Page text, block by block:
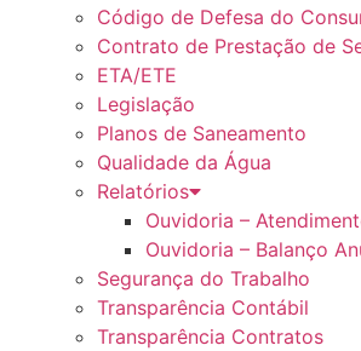
Código de Defesa do
Contrato de Prestação de
ETA/ETE
Legislação
Planos de Saneamento
Qualidade da Água
Relatórios
Ouvidoria –
Ouvidoria – Balanço
Segurança do Trabalho
Transparência Contábil
Transparência Contratos